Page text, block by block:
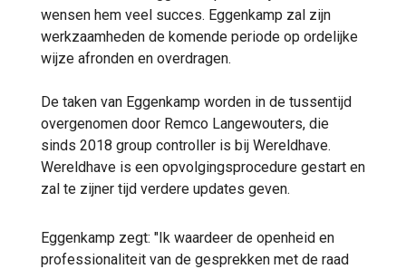
wensen hem veel succes. Eggenkamp zal zijn
werkzaamheden de komende periode op ordelijke
wijze afronden en overdragen.
De taken van Eggenkamp worden in de tussentijd
overgenomen door Remco Langewouters, die
sinds 2018 group controller is bij Wereldhave.
Wereldhave is een opvolgingsprocedure gestart en
zal te zijner tijd verdere updates geven.
Eggenkamp zegt: "Ik waardeer de openheid en
professionaliteit van de gesprekken met de raad